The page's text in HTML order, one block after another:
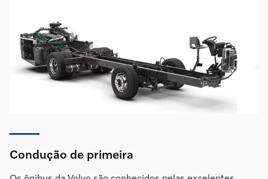
Condução de primeira